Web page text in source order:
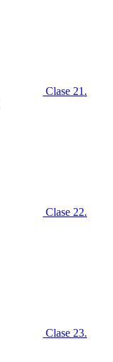
Clase 21.
Clase 22.
Clase 23.